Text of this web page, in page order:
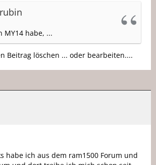
MY14 habe, ...
Beitrag löschen ... oder bearbeiten....
habe ich aus dem ram1500 Forum und